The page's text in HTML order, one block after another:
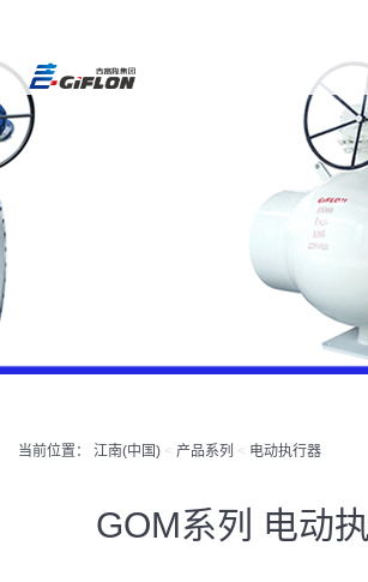
当前位置： 江南(中国) < 产品系列 < 电动执行器
GOM系列 电动